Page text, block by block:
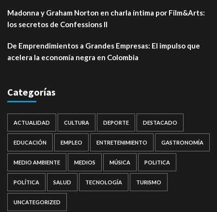
Madonna y Graham Norton en charla íntima por Film&Arts:
los secretos de Confessions II
De Emprendimientos a Grandes Empresas: El impulso que
acelera la economía negra en Colombia
Categorías
ACTUALIDAD CULTURA DEPORTE DESTACADO
EDUCACIÓN EMPLEO ENTRETENIMIENTO GASTRONOMÍA
MEDIO AMBIENTE MEDIOS MÚSICA POLITICA
POLÍTICA SALUD TECNOLOGÍA TURISMO
UNCATEGORIZED